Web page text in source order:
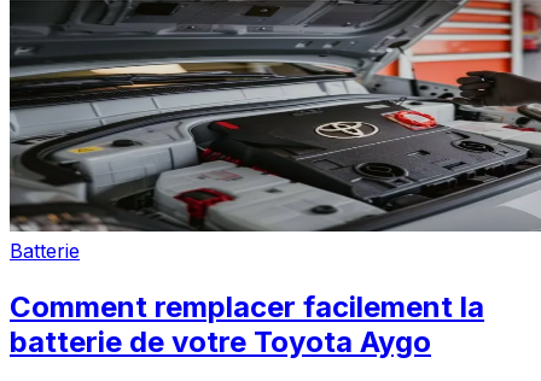
Batterie
Comment remplacer facilement la
batterie de votre Toyota Aygo